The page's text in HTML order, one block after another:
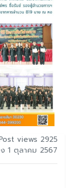
views 2925
1 ตุลาคม 2567